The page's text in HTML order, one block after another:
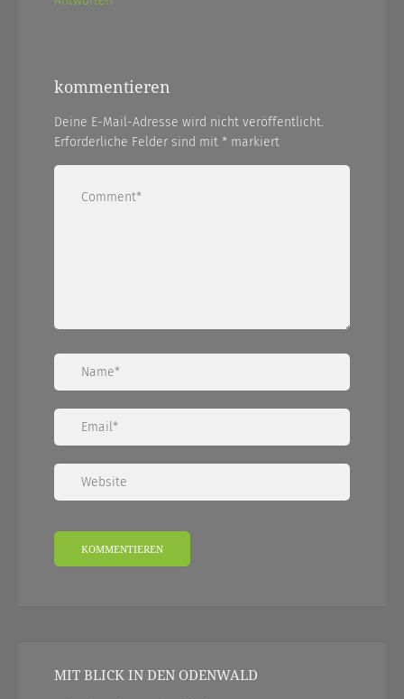
kommentieren
Deine E-Mail-Adresse wird nicht veröffentlicht.
Erforderliche Felder sind mit * markiert
MIT BLICK IN DEN ODENWALD